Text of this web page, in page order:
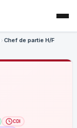
Chef de partie H/F
CDI